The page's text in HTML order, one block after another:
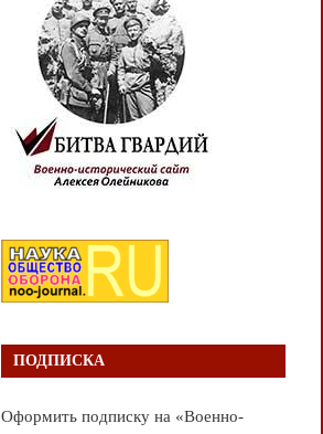
ПОДПИСКА
Оформить подписку на «Военно-